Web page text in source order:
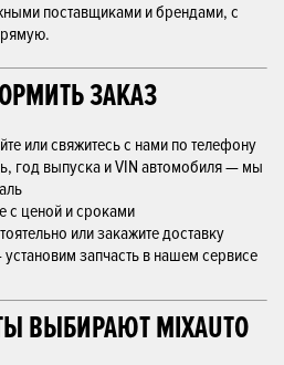
поставщиками и брендами, с
ЗАКАЗ
или свяжитесь с нами по телефону
год выпуска и VIN автомобиля — мы
с ценой и сроками
или закажите доставку
запчасть в нашем сервисе
ВЫБИРАЮТ MIXAUTO